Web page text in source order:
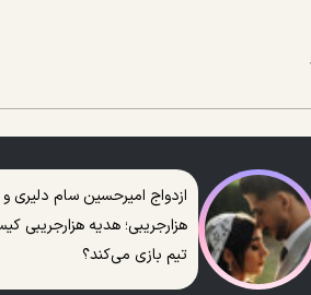
ازدواج امیرحسین سام دلیری
هزارجریبی؛ هدیه هزارجریبی
تیم بازی می‌کند؟